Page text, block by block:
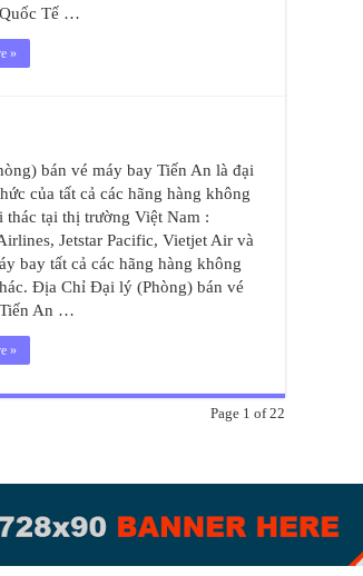
Tế …
»
bán vé máy bay Tiến An là đại
của tất cả các hãng hàng không
thác tại thị trường Việt Nam :
Jetstar Pacific, Vietjet Air và
bay tất cả các hãng hàng không
Địa Chỉ Đại lý (Phòng) bán vé
An …
»
Page 1 of 22